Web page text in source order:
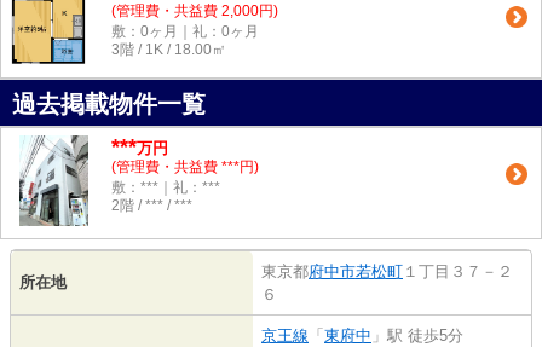
(管理費・共益費 2,000円)
敷：0ヶ月｜礼：0ヶ月
3階 / 1K / 18.00㎡
過去掲載物件一覧
***万円
(管理費・共益費 ***円)
敷：***｜礼：***
2階 / *** / ***
所在地
東京都府中市若松町 １丁目３７－２
６
京王線 「 東府中 」駅 徒歩5分